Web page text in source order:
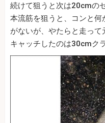
続けて狙うと次は20cmの
本流筋を狙うと、コンと
がないが、やたらと走って
キャッチしたのは30cmク